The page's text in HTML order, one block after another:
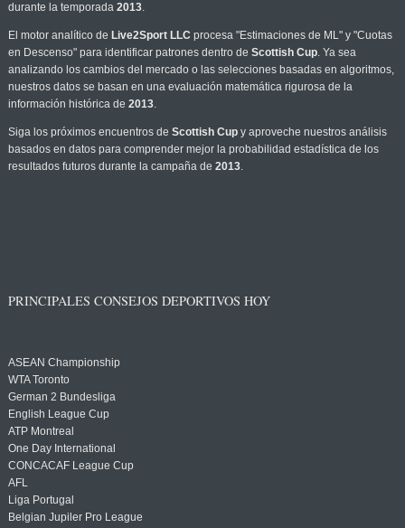
durante la temporada 2013.
El motor analítico de Live2Sport LLC procesa "Estimaciones de ML" y "Cuotas
en Descenso" para identificar patrones dentro de Scottish Cup. Ya sea
analizando los cambios del mercado o las selecciones basadas en algoritmos,
nuestros datos se basan en una evaluación matemática rigurosa de la
información histórica de 2013.
Siga los próximos encuentros de Scottish Cupy aproveche nuestros análisis
basados en datos para comprender mejor la probabilidad estadística de los
resultados futuros durante la campaña de 2013.
PRINCIPALES CONSEJOS DEPORTIVOS HOY
ASEAN Championship
WTA Toronto
German 2 Bundesliga
English League Cup
ATP Montreal
One Day International
CONCACAF League Cup
AFL
Liga Portugal
Belgian Jupiler Pro League